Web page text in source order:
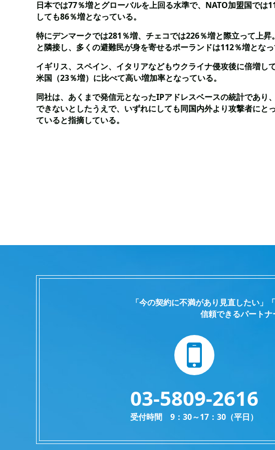
日本では77％増とグローバルを上回る水準で、NATO加盟国で
しても86％増となっている。
特にデンマークでは281％増、チェコでは226％増と際立って上
と隣接し、多くの避難民が身を寄せるポーランドは112％増となっ
イギリス、スペイン、イタリアなどもウクライナ侵攻後に倍増
米国（23％増）に比べて高い増加率となっている。
同社は、あくまで発信元となったIPアドレスベースの統計であ
できないとしたうえで、いずれにしても同国内外より攻撃者に
ていると指摘している。
「今の契約に不満があり見直したい
信頼できるパート
03-5809-2616
受付時間 9：30～17：30（平日）